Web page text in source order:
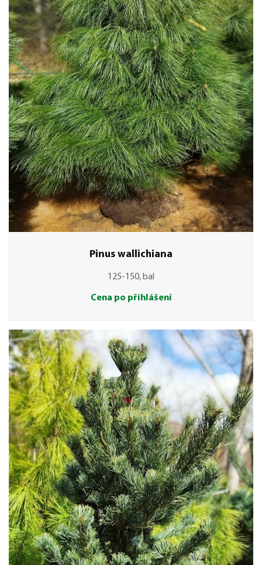
Pinus wallichiana
125-150, bal
Cena po přihlášení